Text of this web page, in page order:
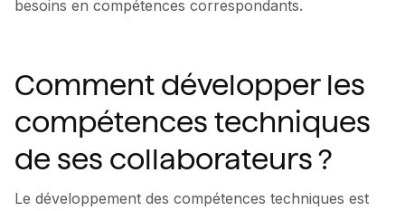
besoins en compétences correspondants.
Comment développer les
compétences techniques
de ses collaborateurs ?
Le développement des compétences techniques est